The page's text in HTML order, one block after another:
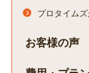
プロタイム
お客様の声